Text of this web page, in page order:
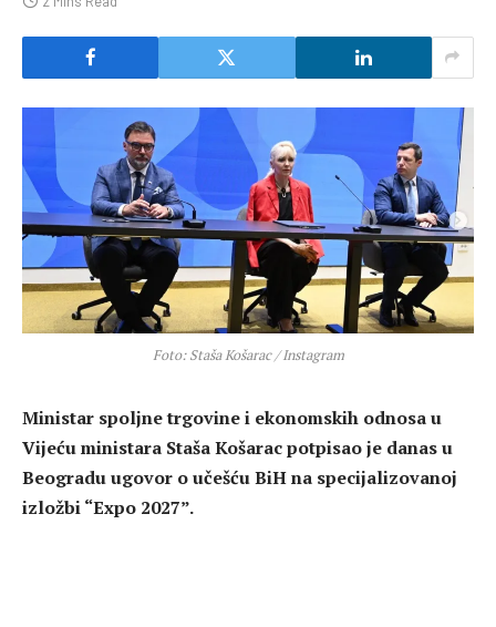
Foto: Staša Košarac / Instagram
Ministar spoljne trgovine i ekonomskih odnosa u
Vijeću ministara Staša Košarac potpisao je danas u
Beogradu ugovor o učešću BiH na specijalizovanoj
izložbi “Expo 2027”.